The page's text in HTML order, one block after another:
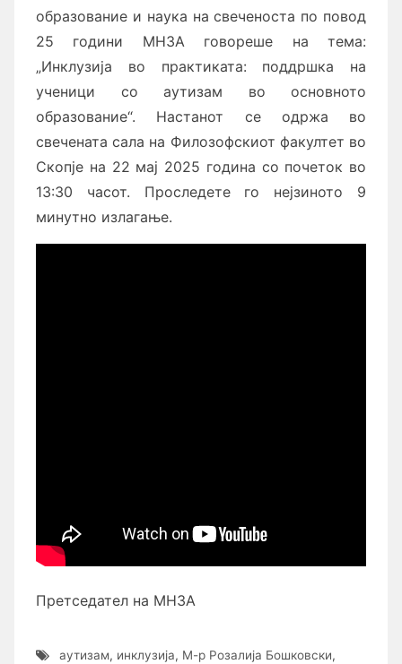
образование и наука на свеченоста по повод
25 години МНЗА говореше на тема:
„Инклузија во практиката: поддршка на
ученици со аутизам во основното
образование“. Настанот се одржа во
свечената сала на Филозофскиот факултет во
Скопје на 22 мај 2025 година со почеток во
13:30 часот. Проследете го нејзиното 9
минутно излагање.
Претседател на МНЗА
аутизам, инклузија, М-р Розалија Бошковски,